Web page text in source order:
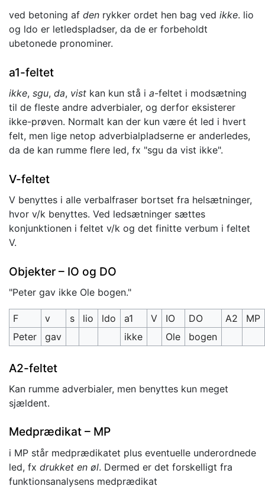
ved betoning af den rykker ordet hen bag ved ikke. lio
og ldo er letledspladser, da de er forbeholdt
ubetonede pronominer.
a1-feltet
ikke, sgu, da, vist kan kun stå i a-feltet i modsætning
til de fleste andre adverbialer, og derfor eksisterer
ikke-prøven. Normalt kan der kun være ét led i hvert
felt, men lige netop adverbialpladserne er anderledes,
da de kan rumme flere led, fx "sgu da vist ikke".
V-feltet
V benyttes i alle verbalfraser bortset fra helsætninger,
hvor v/k benyttes. Ved ledsætninger sættes
konjunktionen i feltet v/k og det finitte verbum i feltet
V.
Objekter – IO og DO
"Peter gav ikke Ole bogen."
F v s lio ldo a1 V IO DO A2
MP
Peter
gav ikke Ole bogen
A2-feltet
Kan rumme adverbialer, men benyttes kun meget
sjældent.
Medprædikat – MP
i MP står medprædikatet plus eventuelle underordnede
led, fx drukket en øl. Dermed er det forskelligt fra
funktionsanalysens medprædikat